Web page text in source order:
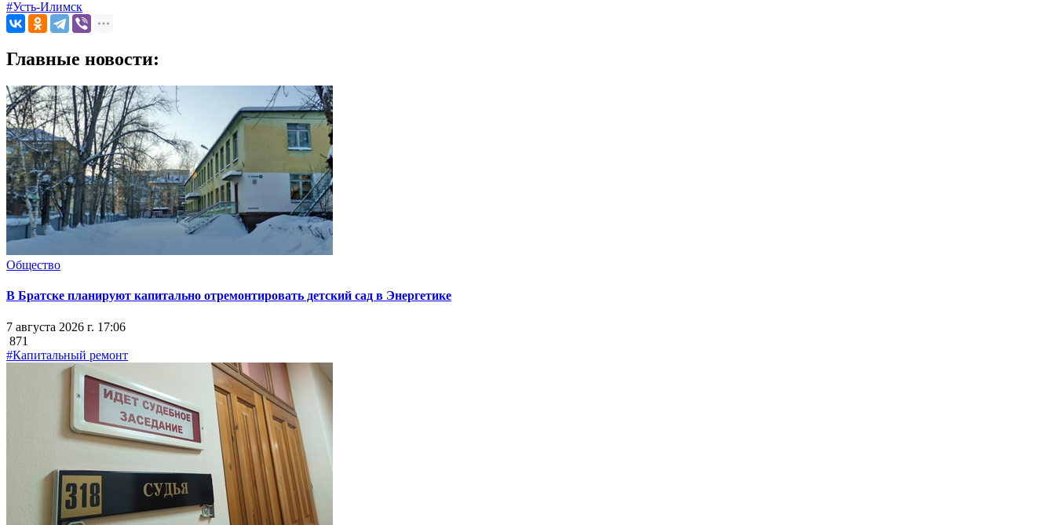
#Усть-Илимск
Главные новости:
Общество
В Братске планируют капитально отремонтировать детский сад в Энергетике
7 августа 2026 г. 17:06
871
#Капитальный ремонт